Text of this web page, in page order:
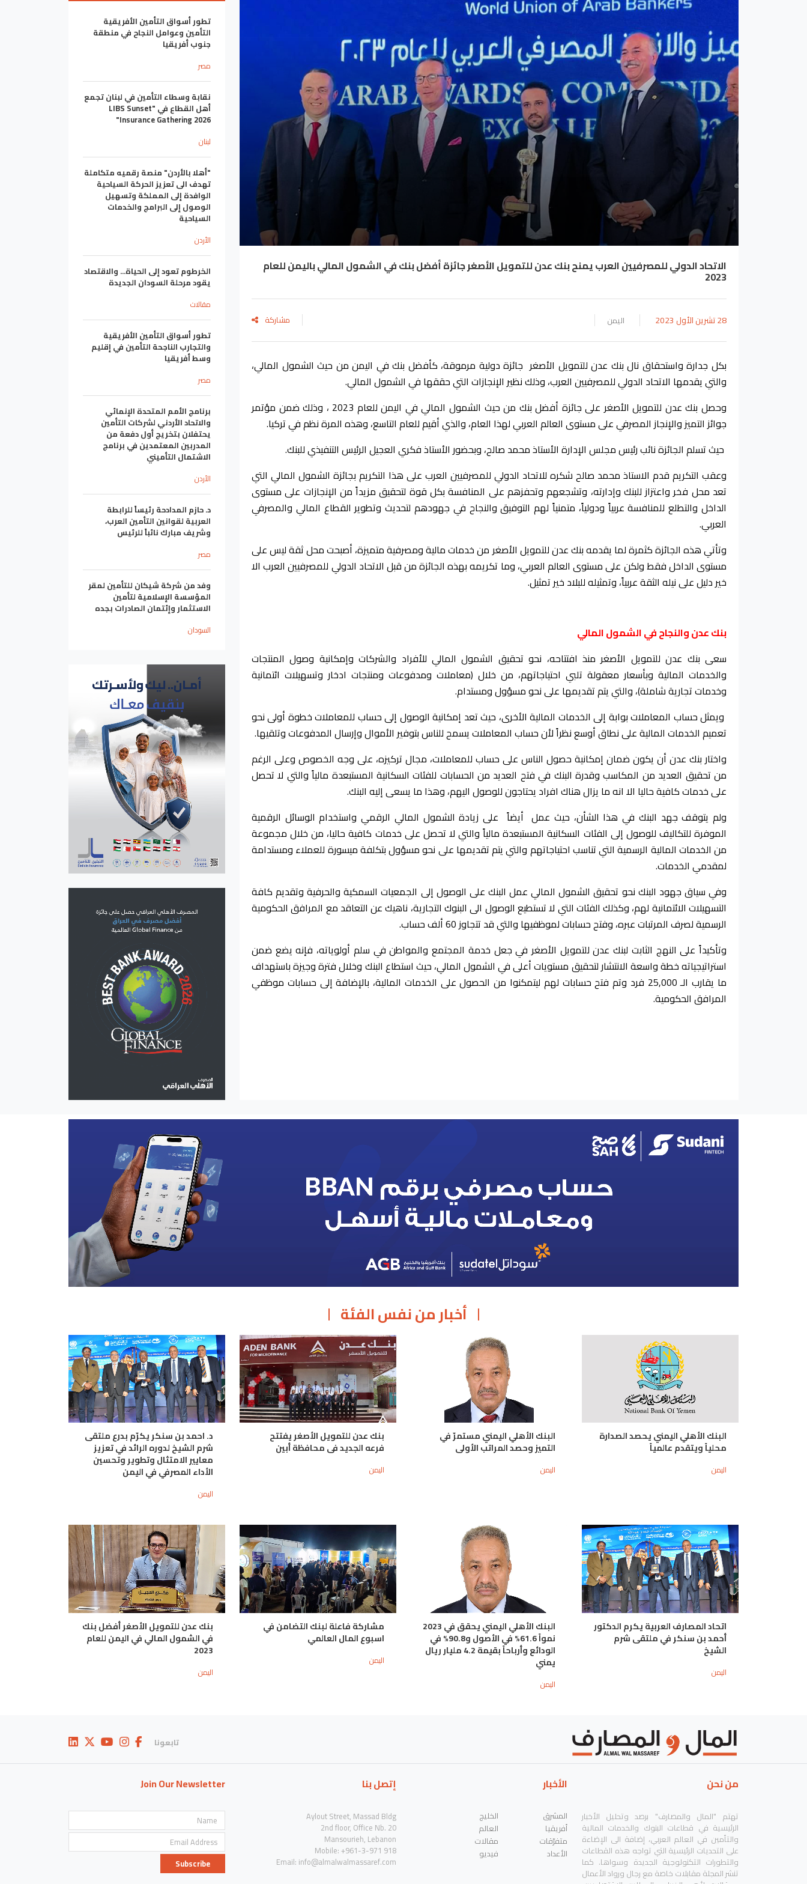
الاتحاد الدولي للمصرفيين العرب يمنح بنك عدن للتمويل الأصغر جائزة أفضل بنك في الشمول المالي باليمن للعام
2023
28 تشرين الأول 2023 اليمن مشاركة
بكل جدارة واستحقاق نال بنك عدن للتمويل الأصغر جائزة دولية مرموقة، كأفضل بنك في اليمن من حيث الشمول المالي،
والتي يقدمها الاتحاد الدولي للمصرفيين العرب، وذلك نظير الإنجازات التي حققها في الشمول المالي.
وحصل بنك عدن للتمويل الأصغر على جائزة أفضل بنك من حيث الشمول المالي في اليمن للعام 2023 ، وذلك ضمن مؤتمر
جوائز التميز والإنجاز المصرفي على مستوى العالم العربي لهذا العام، والذي أقيم للعام التاسع، وهذه المرة نظم في تركيا.
حيث تسلم الجائزة نائب رئيس مجلس الإدارة الأستاذ محمد صالح، وبحضور الأستاذ فكري العجيل الرئيس التنفيذي للبنك.
وعقب التكريم قدم الاستاذ محمد صالح شكره للاتحاد الدولي للمصرفيين العرب على هذا التكريم بجائزة الشمول المالي التي
تعد محل فخر واعتزاز للبنك وإدارته، وتشجعهم وتحفزهم على المنافسة بكل قوة لتحقيق مزيداً من الإنجازات على مستوى
الداخل والتطلع للمنافسة عربياً ودولياً، متمنياً لهم التوفيق والنجاح في جهودهم لتحديث وتطوير القطاع المالي والمصرفي
العربي.
وتأتي هذه الجائزة كثمرة لما يقدمه بنك عدن للتمويل الأصغر من خدمات مالية ومصرفية متميزة، أصبحت محل ثقة ليس على
مستوى الداخل فقط ولكن على مستوى العالم العربي، وما تكريمه بهذه الجائزة من قبل الاتحاد الدولي للمصرفيين العرب الا
خير دليل على نيله الثقة عربياً، وتمثيله للبلاد خير تمثيل.
بنك عدن والنجاح في الشمول المالي
سعى بنك عدن للتمويل الأصغر منذ افتتاحه، نحو تحقيق الشمول المالي للأفراد والشركات وإمكانية وصول المنتجات
والخدمات المالية وبأسعار معقولة تلبي احتياجاتهم، من خلال (معاملات ومدفوعات ومنتجات ادخار وتسهيلات ائتمانية
وخدمات تجارية شاملة)، والتي يتم تقديمها على نحو مسؤول ومستدام.
ويمثل حساب المعاملات بوابة إلى الخدمات المالية الأخرى، حيث تعد إمكانية الوصول إلى حساب للمعاملات خطوة أولى نحو
تعميم الخدمات المالية على نطاق أوسع نظراً لأن حساب المعاملات يسمح للناس بتوفير الأموال وإرسال المدفوعات وتلقيها.
واختار بنك عدن أن يكون ضمان إمكانية حصول الناس على حساب للمعاملات، مجال تركيزه، على وجه الخصوص وعلى الرغم
من تحقيق العديد من المكاسب وقدرة البنك في فتح العديد من الحسابات للفئات السكانية المستبعدة مالياً والتي لا تحصل
على خدمات كافية حاليا الا انه ما يزال هناك افراد يحتاجون للوصول اليهم، وهذا ما يسعى إليه البنك.
ولم يتوقف جهد البنك في هذا الشأن، حيث عمل أيضاً على زيادة الشمول المالي الرقمي واستخدام الوسائل الرقمية
الموفرة للتكاليف للوصول إلى الفئات السكانية المستبعدة مالياً والتي لا تحصل على خدمات كافية حاليا، من خلال مجموعة
من الخدمات المالية الرسمية التي تناسب احتياجاتهم والتي يتم تقديمها على نحو مسؤول بتكلفة ميسورة للعملاء ومستدامة
لمقدمي الخدمات.
وفي سياق جهود البنك نحو تحقيق الشمول المالي عمل البنك على الوصول إلى الجمعيات السمكية والحرفية وتقديم كافة
التسهيلات الائتمانية لهم، وكذلك الفئات التي لا تستطيع الوصول الى البنوك التجارية، ناهيك عن التعاقد مع المرافق الحكومية
الرسمية لصرف المرتبات عبره، وفتح حسابات لموظفيها والتي قد تتجاوز 60 ألف حساب.
وتأكيداً على النهج الثابت لبنك عدن للتمويل الأصغر في جعل خدمة المجتمع والمواطن في سلم أولوياته، فإنه يضع ضمن
استراتيجياته خطة واسعة الانتشار لتحقيق مستويات أعلى في الشمول المالي، حيث استطاع البنك وخلال فترة وجيزة باستهداف
ما يقارب الـ 25,000 فرد وتم فتح حسابات لهم ليتمكنوا من الحصول على الخدمات المالية، بالإضافة إلى حسابات موظفي
المرافق الحكومية.
تطور أسواق التأمين الأفريقية
التأمين وعوامل النجاح في منطقة
جنوب أفريقيا
مصر
نقابة وسطاء التأمين في لبنان تجمع
أهل القطاع في "LIBS Sunset
Insurance Gathering 2026"
لبنان
"أهلا بالأردن" منصة رقميه متكاملة
تهدف الى تعزيز الحركة السياحية
الوافدة إلى المملكة وتسهيل
الوصول إلى البرامج والخدمات
السياحية
الأردن
الخرطوم تعود إلى الحياة... والاقتصاد
يقود مرحلة السودان الجديدة
مقالات
تطور أسواق التأمين الأفريقية
والتجارب الناجحة التأمين في إقليم
وسط أفريقيا
مصر
برنامج الأمم المتحدة الإنمائي
والاتحاد الأردني لشركات التأمين
يحتفلان بتخريج أول دفعة من
المدربين المعتمدين في برنامج
الاشتمال التأميني
الأردن
د. حازم المدادحة رئيساً للرابطة
العربية لقوانين التأمين العرب،
وشريف مبارك نائباً للرئيس
مصر
وفد من شركة شيكان للتأمين لمقر
المؤسسة الإسلامية لتأمين
الاستثمار وإئتمان الصادرات بجده
السودان
أخبار من نفس الفئة
البنك الأهلي اليمني يحصد الصدارة
محلياً ويتقدم عالمياً
اليمن
البنك الأهلي اليمني مستمرّ في
التميز وحصد المراتب الأولى
اليمن
بنك عدن للتمويل الأصغر يفتتح
فرعه الجديد فى محافظة أبين
اليمن
د. احمد بن سنكر يكرّم بدرع ملتقى
شرم الشيخ لدوره الرائد في تعزيز
معايير الامتثال وتطوير وتحسين
الأداء المصرفي في اليمن
اليمن
اتحاد المصارف العربية يكرم الدكتور
أحمد بن سنكر في ملتقى شرم
الشيخ
اليمن
البنك الأهلي اليمني يحقق في 2023
نمواً 61.6% في الأصول و90.8% في
الودائع وأرباحاً بقيمة 4.2 مليار ريال
يمني
اليمن
مشاركة فاعلة لبنك التضامن في
اسبوع المال العالمي
اليمن
بنك عدن للتمويل الأصغر أفضل بنك
في الشمول المالي في اليمن للعام
2023
اليمن
تابعونا
من نحن
تهتم "المال والمصارف" برصد وتحليل الأخبار
الرئيسية في قطاعات البنوك والخدمات المالية
والتأمين في العالم العربي، إضافة الى الإضاءة
على التحديات الرئيسية التي تواجه هذه القطاعات
والتطورات التكنولوجية الجديدة وسواها. كما
تنشر المجلة مقابلات خاصة مع رجال ورواد الأعمال
الأخبار
المشرق
الخليج
أفريقيا
العالم
متفرّقات
مقالات
الأعداد
فيديو
إتصل بنا
Aylout Street, Massad Bldg
2nd floor, Office Nb. 20
Mansourieh, Lebanon
Mobile: +961-3-971 918
Email: info@almalwalmassaref.com
Join Our Newsletter
Subscribe